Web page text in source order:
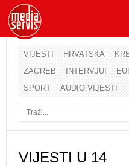
VIJESTI HRVATSKA
ZAGREB
INTERVJUI
SPORT
AUDIO VIJESTI
VIJESTI U 14
Korisničko
Lozinka